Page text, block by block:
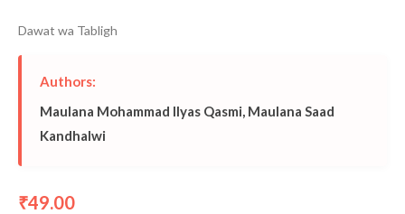
Dawat wa Tabligh
Authors:
Maulana Mohammad Ilyas Qasmi, Maulana Saad
Kandhalwi
₹49.00